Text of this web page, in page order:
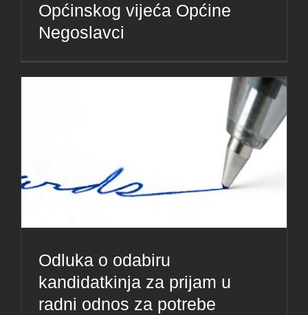
Općinskog vijeća Općine
Negoslavci
Odluka o odabiru
kandidatkinja za prijam u
radni odnos za potrebe